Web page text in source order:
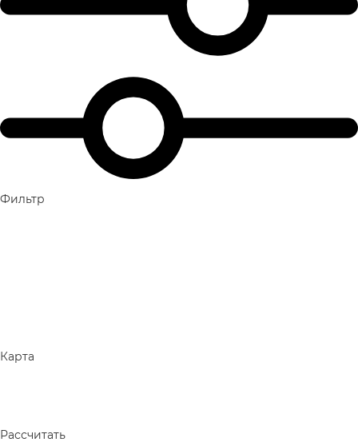
Фильтр
Карта
Рассчитать